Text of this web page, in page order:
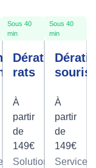
de
Sous 40
min
Dératisation
rats
À
partir
de
149€
Solutions
Sous 40
min
souris
À
partir
de
149€
Services